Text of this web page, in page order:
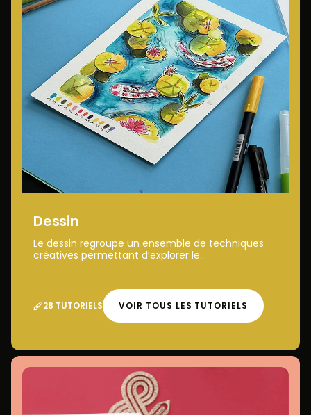
Dessin
Le dessin regroupe un ensemble de techniques
créatives permettant d’explorer le...
28 TUTORIELS VOIR TOUS LES TUTORIELS